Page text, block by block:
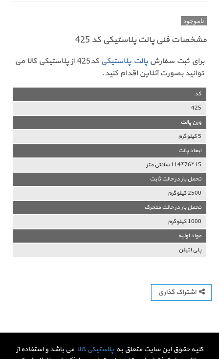
ناموجود
مشخصات فنی پالت پلاستیکی کد 425
برای ثبت سفارشپالت پلاستیکی
کد425 از پلاستیکی کالا می
توانید بصورت آنلاین اقدام کنید.
کد
425
وزن پالت
5 کیلوگرم
ابعاد پالت
15*76*114 سانتی متر
تحمل بار در حالت ثابت
2500 کیلوگرم
تحمل بار در حالت متحرک
1000 کیلوگرم
مواد اولیه
پلی اتیلن
اشتراک گذاری
کلیه حقوق این سایت متعلق به پلاستیکی کالا می باشد و استفاده از